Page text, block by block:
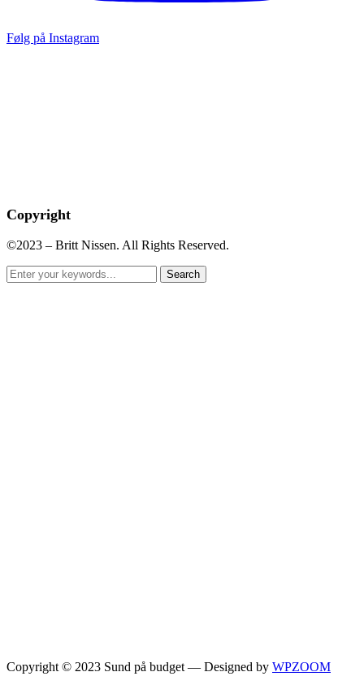
Følg på Instagram
Copyright
©2023 – Britt Nissen. All Rights Reserved.
Copyright © 2023 Sund på budget — Designed by WPZOOM